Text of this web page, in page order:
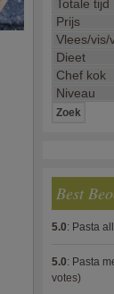
Best
5.0: Pasta
5.0: Pasta
votes)